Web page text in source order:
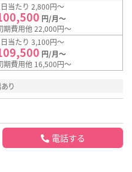
当たり 2,800円～
円/月～
期費用他 22,000円～
当たり 3,100円～
円/月～
期費用他 16,500円～
り
電話する